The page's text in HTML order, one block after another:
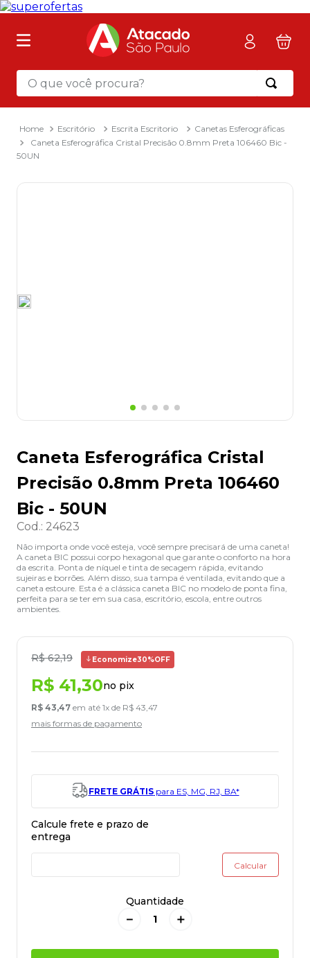
O que você procura?
Escritório Escrita Escritorio
Canetas Esferográficas
Caneta Esferográfica Cristal Precisão 0.8mm Preta 106460 Bic -
50UN
Caneta Esferográfica Cristal
Precisão 0.8mm Preta 106460
Bic - 50UN
Cod.: 24623
Não importa onde você esteja, você sempre precisará de uma caneta!
A caneta BIC possui corpo hexagonal que garante o conforto na hora
da escrita. Ponta de níquel e tinta de secagem rápida, evitando
sujeiras e borrões. Além disso, sua tampa é ventilada, evitando que a
caneta estoure. Esta é a clássica caneta BIC no modelo de ponta fina,
perfeita para se ter em sua casa, escritório, escola, entre outros
ambientes.
R$ 62,19 Economize30%OFF
R$ 41,30no pix
R$ 43,47 em até 1x de R$ 43,47
mais formas de pagamento
FRETE GRÁTISpara ES, MG, RJ, BA*
Quantidade
＋
－
Termos mais buscados
mochila
7